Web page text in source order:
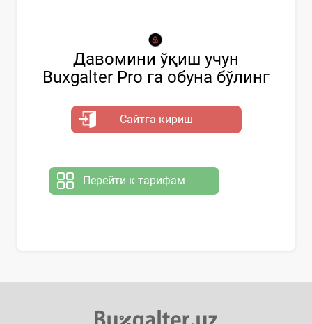
Давомини ўқиш учун
Buxgalter Pro га обуна бўлинг
Сайтга кириш
Перейти к тарифам